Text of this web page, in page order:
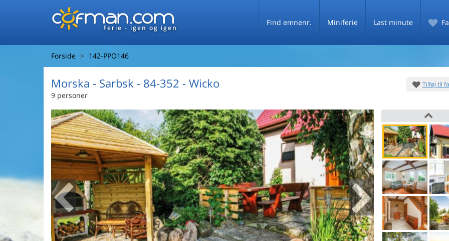
Ferie - igen og igen
Find emnenr. Miniferie Last minute
Forside 142-PPO146
Tilføj til
Morska - Sarbsk - 84-352 - Wicko
9 personer